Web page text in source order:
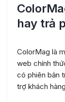
hay trả
ColorMag là
web chính
có phiên bản
trợ khách